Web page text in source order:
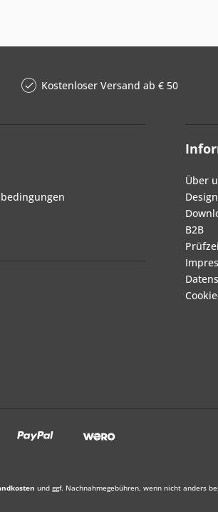
Kostenloser Versand ab € 50
Über
Design
B2B
und ggf. Nachnahmegebühren, wenn nicht anders